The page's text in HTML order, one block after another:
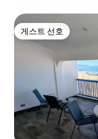
게스트 선호
게스트 선호